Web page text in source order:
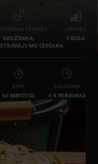
TEHNIKA
GRILĒŠANA,
CEPŠANA
LĪMENIS
VIEGLS
KOPĀ
60 MINŪTES
DAUDZUMS
4-6 PERSONAS